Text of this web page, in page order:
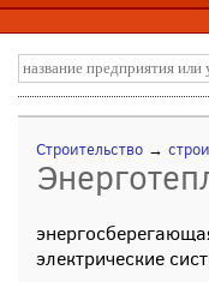
Строительство →
электрические